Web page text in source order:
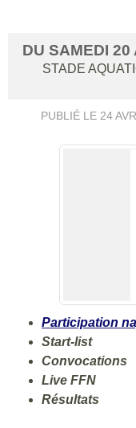
DU SAMEDI 20
STADE
PUBLIÉ LE 24
Participation
Start-list
Convocations
Live FFN
Résultats